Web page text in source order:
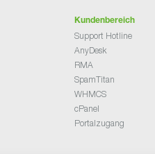
Kundenbereich
Support Hotline
AnyDesk
RMA
SpamTitan
WHMCS
cPanel
Portalzugang